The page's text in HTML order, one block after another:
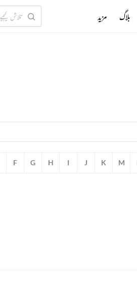
F G H I J K M
بلاگ مزید